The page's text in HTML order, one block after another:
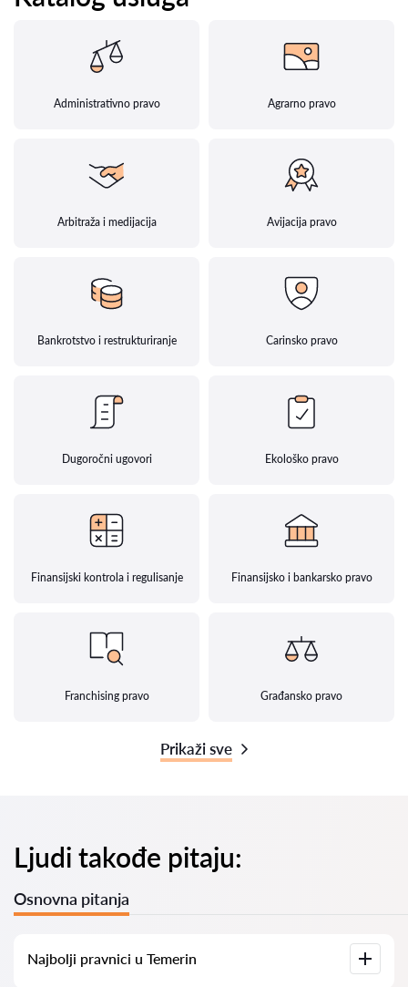
Administrativno pravo Agrarno pravo
Arbitraža i medijacija Avijacija pravo
Bankrotstvo i restrukturiranje Carinsko pravo
Dugoročni ugovori Ekološko pravo
Finansijski kontrola i regulisanje Finansijsko i bankarsko pravo
Franchising pravo Građansko pravo
Prikaži sve
Ljudi takođe pitaju:
Osnovna pitanja
Najbolji pravnici u Temerin